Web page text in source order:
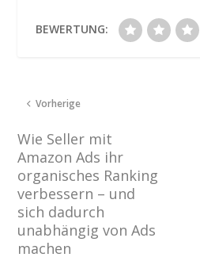
BEWERTUNG:
Vorherige
Wie Seller mit
Amazon Ads ihr
organisches Ranking
verbessern – und
sich dadurch
unabhängig von Ads
machen